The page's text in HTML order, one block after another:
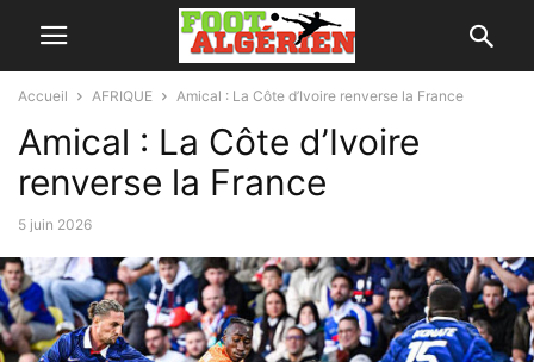
Accueil AFRIQUE Amical : La Côte d’Ivoire renverse la France
Amical : La Côte d’Ivoire
renverse la France
5 juin 2026